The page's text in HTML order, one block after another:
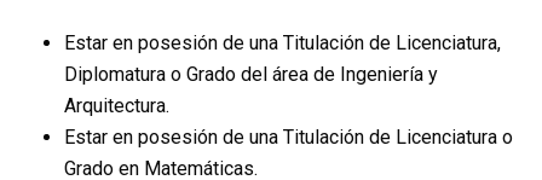
Estar en posesión de una Titulación de Licenciatura,
Diplomatura o Grado del área de Ingeniería y
Arquitectura.
Estar en posesión de una Titulación de Licenciatura o
Grado en Matemáticas.